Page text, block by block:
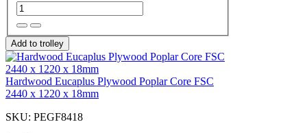
Add to trolley
Hardwood Eucaplus Plywood Poplar Core FSC
2440 x 1220 x 18mm
SKU: PEGF8418